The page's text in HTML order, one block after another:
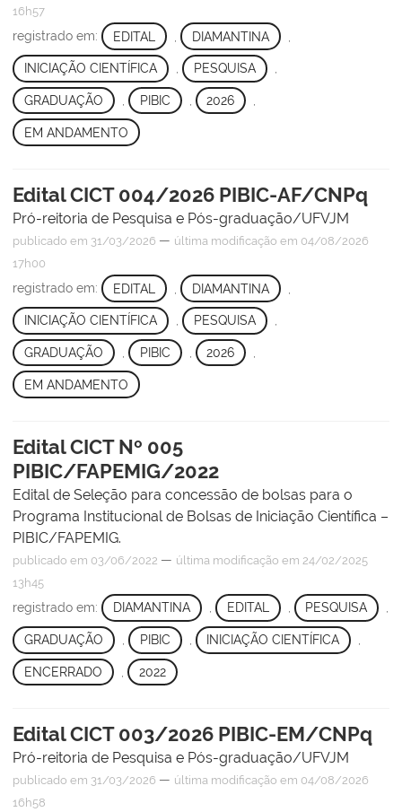
16h57
registrado em: EDITAL DIAMANTINA
INICIAÇÃO CIENTÍFICA , PESQUISA ,
GRADUAÇÃO PIBIC 2026
EM ANDAMENTO
Edital CICT 004/2026 PIBIC-AF/CNPq
Pró-reitoria de Pesquisa e Pós-graduação/UFVJM
publicado em 31/03/2026 — última modificação em 04/08/2026
17h00
registrado em: EDITAL DIAMANTINA
INICIAÇÃO CIENTÍFICA , PESQUISA ,
GRADUAÇÃO PIBIC 2026
EM ANDAMENTO
Edital CICT Nº 005
PIBIC/FAPEMIG/2022
Edital de Seleção para concessão de bolsas para o
Programa Institucional de Bolsas de Iniciação Científica –
PIBIC/FAPEMIG.
publicado em 03/06/2022 — última modificação em 24/02/2025
13h45
registrado em: DIAMANTINA , EDITAL , PESQUISA ,
GRADUAÇÃO PIBIC INICIAÇÃO CIENTÍFICA
ENCERRADO 2022
Edital CICT 003/2026 PIBIC-EM/CNPq
Pró-reitoria de Pesquisa e Pós-graduação/UFVJM
publicado em 31/03/2026 — última modificação em 04/08/2026
16h58